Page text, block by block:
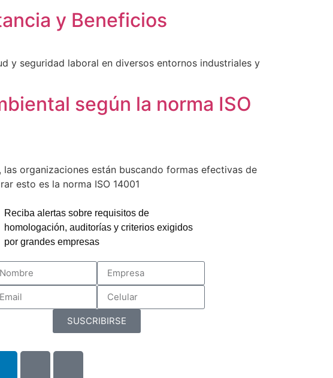
y Beneficios
y seguridad laboral en diversos entornos industriales y
según la norma ISO
organizaciones están buscando formas efectivas de
esto es la norma ISO 14001
Reciba alertas sobre requisitos de
homologación, auditorías y criterios exigidos
por grandes empresas
SUSCRIBIRSE